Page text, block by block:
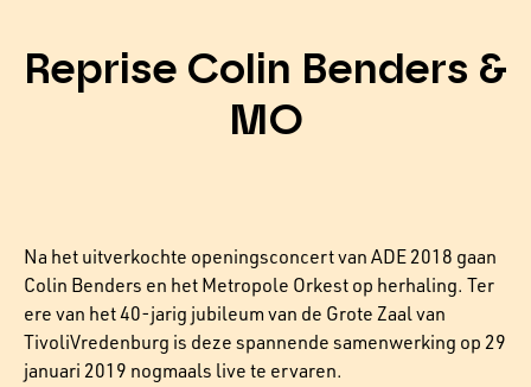
Reprise Colin Benders &
MO
Na het uitverkochte openingsconcert van ADE 2018 gaan
Colin Benders en het Metropole Orkest op herhaling. Ter
ere van het 40-jarig jubileum van de Grote Zaal van
TivoliVredenburg is deze spannende samenwerking op 29
januari 2019 nogmaals live te ervaren.